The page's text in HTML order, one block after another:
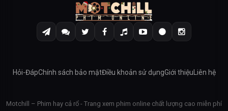
Hỏi-ĐápChính sách bảo mậtĐiều khoản sử dụngGiới thiệu Liên hệ
Motchill – Phim hay cả rổ - Trang xem phim online chất lượng cao miễn phí